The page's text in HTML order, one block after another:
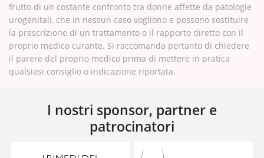
frutto di un costante confronto tra donne affette da patologie
urogenitali, che in nessun caso vogliono e possono sostituire
la prescrizione di un trattamento o il rapporto diretto con il
proprio medico curante. Si raccomanda pertanto di chiedere
il parere del proprio medico prima di mettere in pratica
qualsiasi consiglio o indicazione riportata.
I nostri sponsor, partner e
patrocinatori